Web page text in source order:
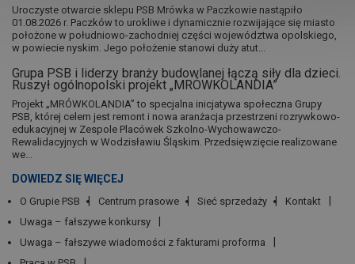
Uroczyste otwarcie sklepu PSB Mrówka w Paczkowie nastąpiło
01.08.2026 r. Paczków to urokliwe i dynamicznie rozwijające się miasto
położone w południowo-zachodniej części województwa opolskiego,
w powiecie nyskim. Jego położenie stanowi duży atut...
Grupa PSB i liderzy branży budowlanej łączą siły dla dzieci.
Ruszył ogólnopolski projekt „MRÓWKOLANDIA”
Projekt „MRÓWKOLANDIA” to specjalna inicjatywa społeczna Grupy
PSB, której celem jest remont i nowa aranżacja przestrzeni rozrywkowo-
edukacyjnej w Zespole Placówek Szkolno-Wychowawczo-
Rewalidacyjnych w Wodzisławiu Śląskim. Przedsięwzięcie realizowane
we...
DOWIEDZ SIĘ WIĘCEJ
O Grupie PSB Centrum prasowe Sieć sprzedaży
Kontakt
Uwaga – fałszywe konkursy
Uwaga – fałszywe wiadomości z fakturami proforma